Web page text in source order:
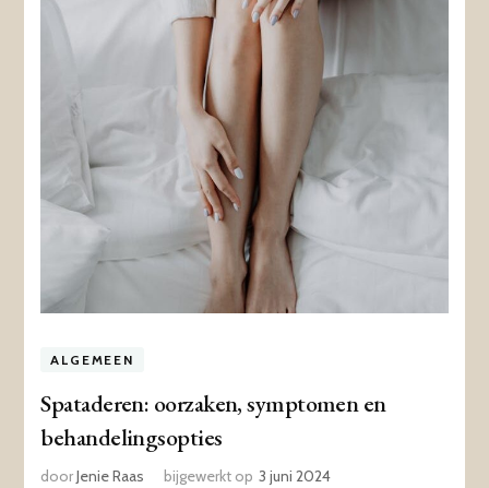
ALGEMEEN
Spataderen: oorzaken, symptomen en
behandelingsopties
doorJenie Raas bijgewerkt op 3 juni 2024